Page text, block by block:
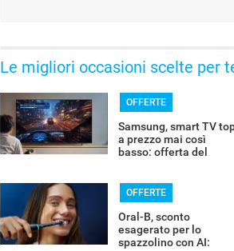
Le migliori occasioni scelte per
OFFERTE
Samsung, smart TV
a prezzo mai così
basso: offerta del
OFFERTE
Oral-B, sconto
esagerato per lo
spazzolino con AI: